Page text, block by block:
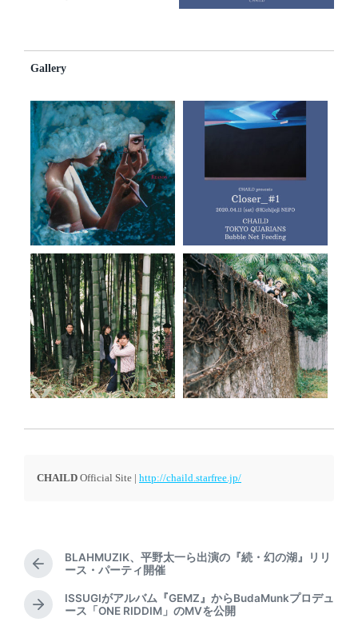
Gallery
CHAILD Official Site | http://chaild.starfree.jp/
P
r
e
v
BLAHMUZIK、平野太一ら出演の『続・幻の湖』リリ
ース・パーティ開催
N
ISSUGIがアルバム『GEMZ』からBudaMunkプロデュ
ース「ONE RIDDIM」のMVを公開